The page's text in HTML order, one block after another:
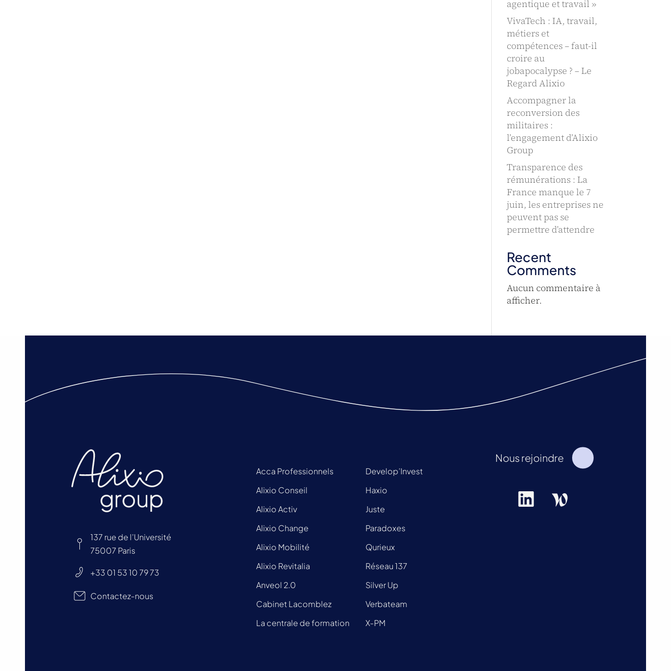
agentique et travail »
VivaTech : IA, travail,
métiers et
compétences – faut-il
croire au
jobapocalypse ? – Le
Regard Alixio
Accompagner la
reconversion des
militaires :
l’engagement d’Alixio
Group
Transparence des
rémunérations : La
France manque le 7
juin, les entreprises ne
peuvent pas se
permettre d’attendre
Recent
Comments
Aucun commentaire à
afficher.
137 rue de l’Université
75007 Paris
+33 01 53 10 79 73
Contactez-nous
Acca Professionnels
Alixio Conseil
Alixio Activ
Alixio Change
Alixio Mobilité
Alixio Revitalia
Anveol 2.0
Cabinet Lacomblez
La centrale de formation
Develop’Invest
Haxio
Juste
Paradoxes
Qurieux
Réseau 137
Silver Up
Verbateam
X-PM
Nous rejoindre